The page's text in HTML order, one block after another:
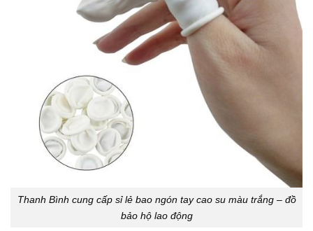
Thanh Bình cung cấp sỉ lẻ bao ngón tay cao su màu trắng – đồ
bảo hộ lao động